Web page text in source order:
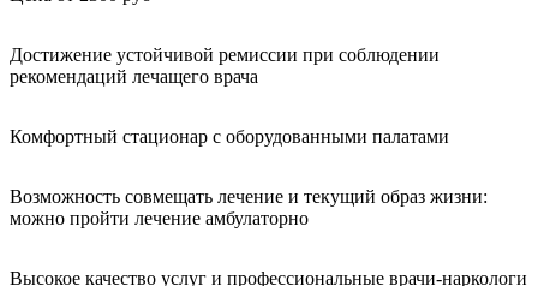
Достижение устойчивой ремиссии при соблюдении
рекомендаций лечащего врача
Комфортный стационар с оборудованными палатами
Возможность совмещать лечение и текущий образ жизни:
можно пройти лечение амбулаторно
Высокое качество услуг и профессиональные врачи-наркологи